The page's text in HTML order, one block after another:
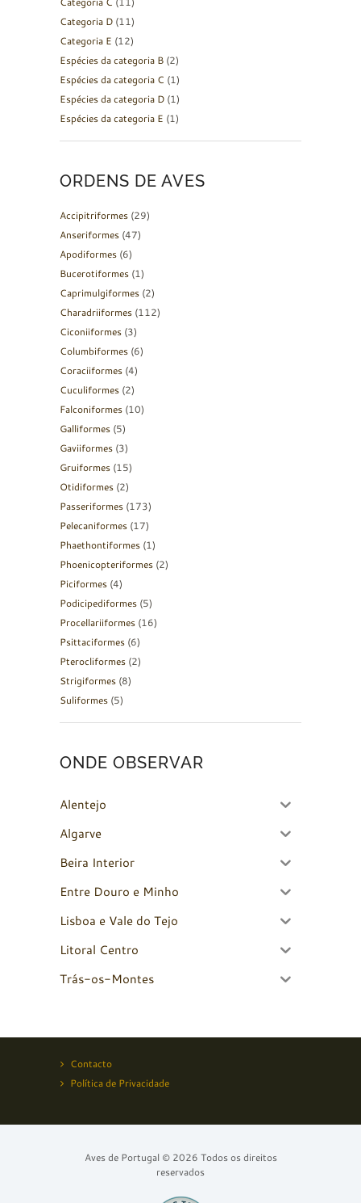
Categoria D (11)
Categoria E (12)
Espécies da categoria B (2)
Espécies da categoria C (1)
Espécies da categoria D (1)
Espécies da categoria E (1)
ORDENS DE AVES
Accipitriformes (29)
Anseriformes (47)
Apodiformes (6)
Bucerotiformes (1)
Caprimulgiformes (2)
Charadriiformes (112)
Ciconiiformes (3)
Columbiformes (6)
Coraciiformes (4)
Cuculiformes (2)
Falconiformes (10)
Galliformes (5)
Gaviiformes (3)
Gruiformes (15)
Otidiformes (2)
Passeriformes (173)
Pelecaniformes (17)
Phaethontiformes (1)
Phoenicopteriformes (2)
Piciformes (4)
Podicipediformes (5)
Procellariiformes (16)
Psittaciformes (6)
Pterocliformes (2)
Strigiformes (8)
Suliformes (5)
ONDE OBSERVAR
Alentejo
Algarve
Beira Interior
Entre Douro e Minho
Lisboa e Vale do Tejo
Litoral Centro
Trás-os-Montes
Contacto
Política de Privacidade
Aves de Portugal © 2026 Todos os direitos
reservados